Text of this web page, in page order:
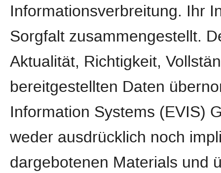
Informationsverbreitung. Ihr
Sorgfalt zusammengestellt.
Aktualität, Richtigkeit,
bereitgestellten Daten
Information Systems (EVIS)
weder ausdrücklich noch
dargebotenen Materials und